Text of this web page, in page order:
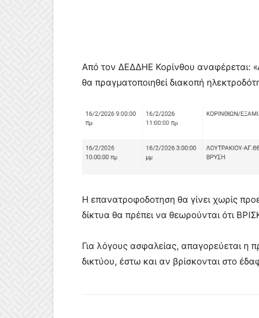
Από τον ΔΕΔΔΗΕ Κορίνθου αναφέρεται:
θα πραγματοποιηθεί διακοπή
Η επανατροφοδοτηση θα γίνει χωρίς
δίκτυα θα πρέπει να θεωρούνται ότι
Για λόγους ασφαλείας, απαγορεύεται η
δικτύου, έστω και αν βρίσκονται στο